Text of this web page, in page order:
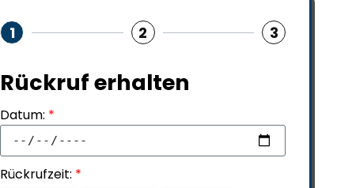
1 2 3
Rückruf erhalten
Datum: *
Rückrufzeit: *